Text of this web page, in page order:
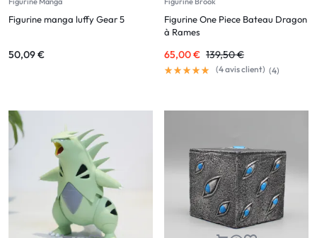
Figurine manga luffy Gear 5
50,09€
Figurine One Piece Bateau Dragon
à Rames
139,50€
65,00€
(4avis client) (4)